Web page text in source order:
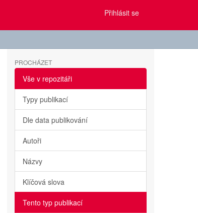
Přihlásit se
PROCHÁZET
Vše v repozitáři
Typy publikací
Dle data publikování
Autoři
Názvy
Klíčová slova
Tento typ publikací